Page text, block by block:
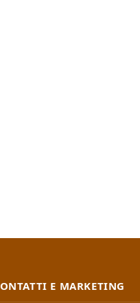
E MARKETING